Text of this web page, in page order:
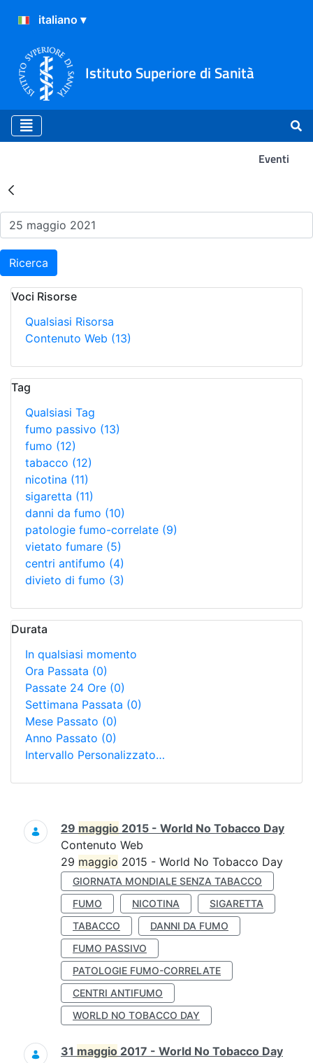
Istituto Superiore di Sanità
Eventi
Risultati della Ricerca -
Ricerca
Voci Risorse
Qualsiasi Risorsa
Contenuto Web (13)
Tag
Qualsiasi Tag
fumo passivo (13)
fumo (12)
tabacco (12)
nicotina (11)
sigaretta (11)
danni da fumo (10)
patologie fumo-correlate (9)
vietato fumare (5)
centri antifumo (4)
divieto di fumo (3)
Durata
In qualsiasi momento
Ora Passata (0)
Passate 24 Ore (0)
Settimana Passata (0)
Mese Passato (0)
Anno Passato (0)
Intervallo Personalizzato…
Ricerca
29 maggio 2015 - World No Tobacco Day
Contenuto Web
29 maggio 2015 - World No Tobacco Day
GIORNATA MONDIALE SENZA TABACCO
FUMO
NICOTINA
SIGARETTA
TABACCO
DANNI DA FUMO
FUMO PASSIVO
PATOLOGIE FUMO-CORRELATE
CENTRI ANTIFUMO
WORLD NO TOBACCO DAY
31 maggio 2017 - World No Tobacco Day